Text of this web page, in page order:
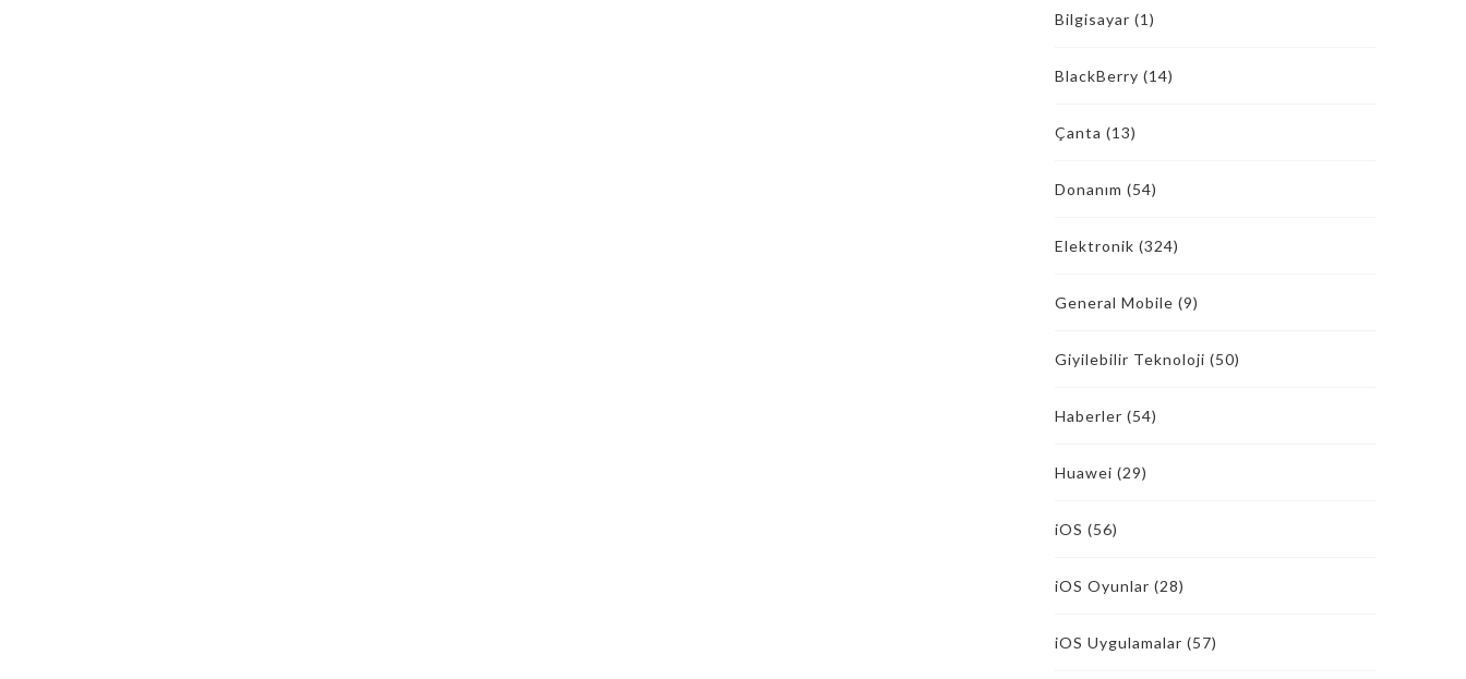
Bilgisayar (1)
BlackBerry (14)
Çanta (13)
Donanım (54)
Elektronik (324)
General Mobile (9)
Giyilebilir Teknoloji (50)
Haberler (54)
Huawei (29)
iOS (56)
iOS Oyunlar (28)
iOS Uygulamalar (57)